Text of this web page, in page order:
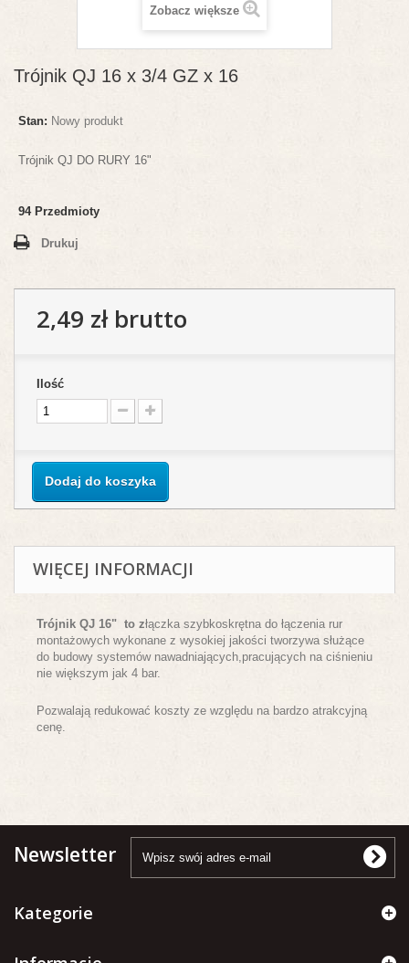
Zobacz większe
Trójnik QJ 16 x 3/4 GZ x 16
Stan: Nowy produkt
Trójnik QJ DO RURY 16"
94 Przedmioty
Drukuj
2,49 złbrutto
Ilość
Dodaj do koszyka
WIĘCEJ INFORMACJI
Trójnik QJ 16" to złączka szybkoskrętna do łączenia rur
montażowych wykonane z wysokiej jakości tworzywa służące
do budowy systemów nawadniających,pracujących na ciśnieniu
nie większym jak 4 bar.
Pozwalają redukować koszty ze względu na bardzo atrakcyjną
cenę.
Newsletter
Kategorie